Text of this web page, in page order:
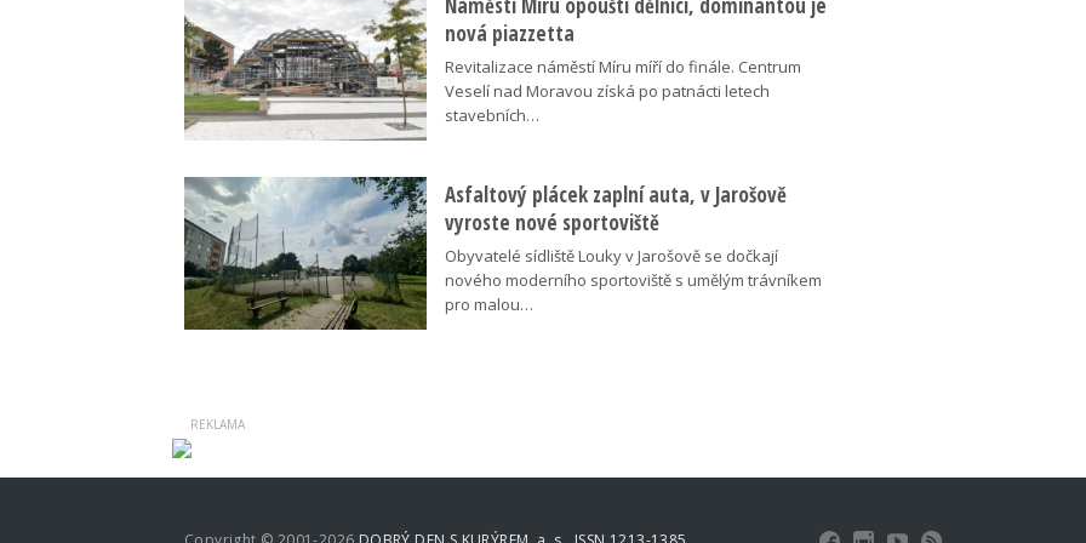
Náměstí Míru opouští dělníci, dominantou je
nová piazzetta
Revitalizace náměstí Míru míří do finále. Centrum
Veselí nad Moravou získá po patnácti letech
stavebních…
Asfaltový plácek zaplní auta, v Jarošově
vyroste nové sportoviště
Obyvatelé sídliště Louky v Jarošově se dočkají
nového moderního sportoviště s umělým trávníkem
pro malou…